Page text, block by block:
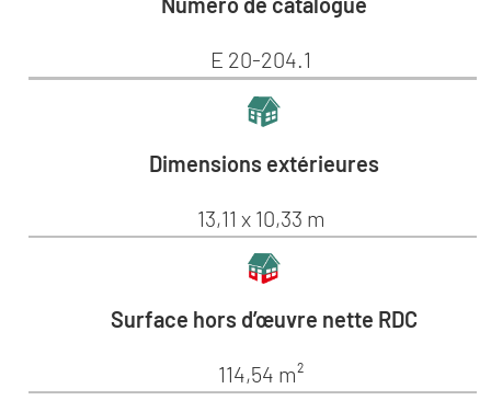
E 20-204.1
Dimensions extérieures
13,11 x 10,33 m
Surface hors d’œuvre nette RDC
114,54 m²